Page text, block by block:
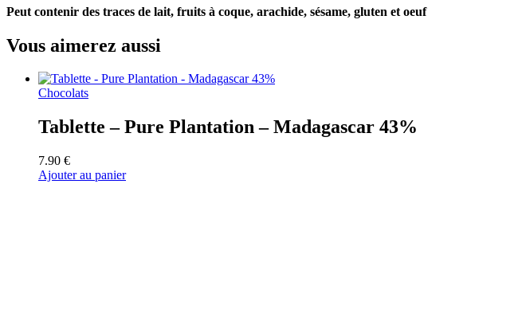
Peut contenir des traces de lait, fruits à coque, arachide, sésame, gluten et oeuf
Vous aimerez aussi
Chocolats
Tablette – Pure Plantation – Madagascar 43%
7.90 €
Ajouter au panier